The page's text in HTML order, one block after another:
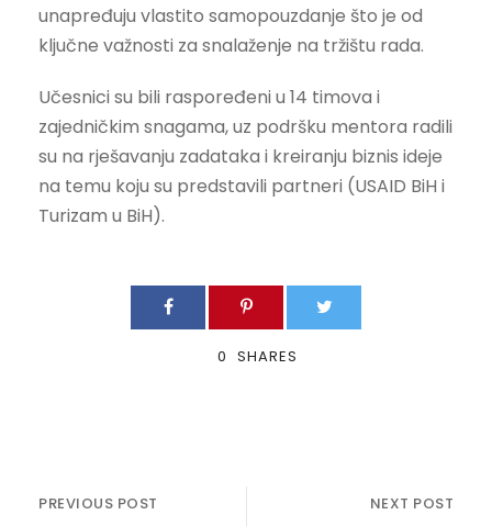
unapređuju vlastito samopouzdanje što je od
ključne važnosti za snalaženje na tržištu rada.
Učesnici su bili raspoređeni u 14 timova i
zajedničkim snagama, uz podršku mentora radili
su na rješavanju zadataka i kreiranju biznis ideje
na temu koju su predstavili partneri (USAID BiH i
Turizam u BiH).
0 SHARES
PREVIOUS POST NEXT POST